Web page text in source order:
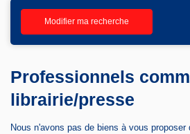
Notre Service
Vendre
Modifier ma recherche
Professionnels
librairie/presse
Nous n'avons pas de biens à vous proposer